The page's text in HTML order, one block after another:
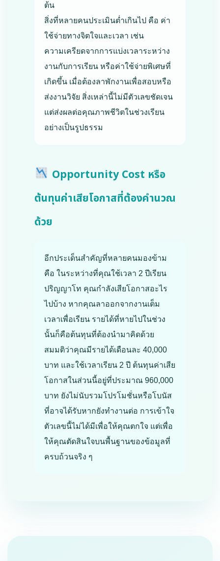
ต้น
สิ่งที่หลายคนประเมินต่ำเกินไป คือ ค่า
ใช้จ่ายทางจิตใจและเวลา เช่น
ความเครียดจากการแบ่งเวลาระหว่าง
งานกับการเรียน หรือค่าใช้จ่ายพิเศษที่
เกิดขึ้น เมื่อต้องลาพักงานเพื่อสอบหรือ
ส่งงานวิจัย สิ่งเหล่านี้ไม่มีตัวเลขชัดเจน
แต่ส่งผลต่อคุณภาพชีวิตในช่วงเรียน
อย่างเป็นรูปธรรม
Opportunity Cost หรือ
ต้นทุนค่าเสียโอกาสที่ต้องคำนวณ
ด้วย
อีกประเด็นสำคัญที่หลายคนมองข้าม
คือ ในระหว่างที่คุณใช้เวลา 2 ปีเรียน
ปริญญาโท คุณกำลังเสียโอกาสอะไร
ไปบ้าง หากคุณลาออกจากงานเต็ม
เวลาเพื่อเรียน รายได้ที่หายไปในช่วง
นั้นก็คือต้นทุนที่ต้องนำมาคิดด้วย
สมมติว่าคุณมีรายได้เดือนละ 40,000
บาท และใช้เวลาเรียน 2 ปี ต้นทุนค่าเสีย
โอกาสในส่วนนี้อยู่ที่ประมาณ 960,000
บาท ยังไม่นับรวมโปรโมชั่นหรือโบนัส
ที่อาจได้รับหากยังทำงานต่อ การเข้าใจ
ตัวเลขนี้ไม่ได้มีเพื่อให้คุณตกใจ แต่เพื่อ
ให้คุณตัดสินใจบนพื้นฐานของข้อมูลที่
ครบถ้วนจริง ๆ